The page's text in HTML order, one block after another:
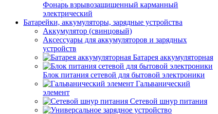
Фонарь взрывозащищенный карманный
электрический
Батарейки, аккумуляторы, зарядные устройства
Аккумулятор (свинцовый)
Аксессуары для аккумуляторов и зарядных
устройств
Батарея аккумуляторная
Блок питания сетевой для бытовой электроники
Гальванический
элемент
Сетевой шнур питания